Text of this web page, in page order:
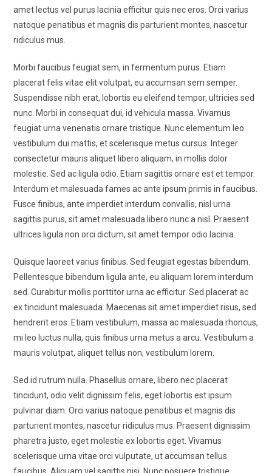
amet lectus vel purus lacinia efficitur quis nec eros. Orci varius
natoque penatibus et magnis dis parturient montes, nascetur
ridiculus mus.
Morbi faucibus feugiat sem, in fermentum purus. Etiam
placerat felis vitae elit volutpat, eu accumsan sem semper.
Suspendisse nibh erat, lobortis eu eleifend tempor, ultricies sed
nunc. Morbi in consequat dui, id vehicula massa. Vivamus
feugiat urna venenatis ornare tristique. Nunc elementum leo
vestibulum dui mattis, et scelerisque metus cursus. Integer
consectetur mauris aliquet libero aliquam, in mollis dolor
molestie. Sed ac ligula odio. Etiam sagittis ornare est et tempor.
Interdum et malesuada fames ac ante ipsum primis in faucibus.
Fusce finibus, ante imperdiet interdum convallis, nisl urna
sagittis purus, sit amet malesuada libero nunc a nisl. Praesent
ultrices ligula non orci dictum, sit amet tempor odio lacinia.
Quisque laoreet varius finibus. Sed feugiat egestas bibendum.
Pellentesque bibendum ligula ante, eu aliquam lorem interdum
sed. Curabitur mollis porttitor urna ac efficitur. Sed placerat ac
ex tincidunt malesuada. Maecenas sit amet imperdiet risus, sed
hendrerit eros. Etiam vestibulum, massa ac malesuada rhoncus,
mi leo luctus nulla, quis finibus urna metus a arcu. Vestibulum a
mauris volutpat, aliquet tellus non, vestibulum lorem.
Sed id rutrum nulla. Phasellus ornare, libero nec placerat
tincidunt, odio velit dignissim felis, eget lobortis est ipsum
pulvinar diam. Orci varius natoque penatibus et magnis dis
parturient montes, nascetur ridiculus mus. Praesent dignissim
pharetra justo, eget molestie ex lobortis eget. Vivamus
scelerisque urna vitae orci vulputate, ut accumsan tellus